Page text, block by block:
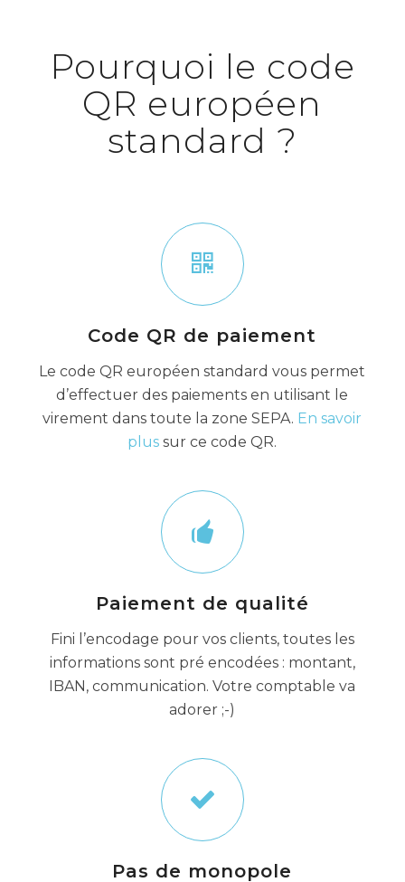
Pourquoi le code
QR européen
standard ?
Code QR de paiement
Le code QR européen standard vous permet
d’effectuer des paiements en utilisant le
virement dans toute la zone SEPA. En savoir
plus sur ce code QR.
Paiement de qualité
Fini l’encodage pour vos clients, toutes les
informations sont pré encodées : montant,
IBAN, communication. Votre comptable va
adorer ;-)
Pas de monopole